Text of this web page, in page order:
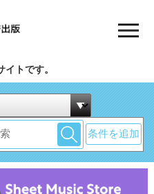
トです。
条件を追加